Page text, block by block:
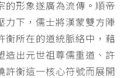
的形象遂廣為流傳。順帝
力下，儒士將漢蒙雙方陣
衡所在的道統脈絡中，藉
造出元世祖尊儒重道、許
許衡這一核心符號而展開